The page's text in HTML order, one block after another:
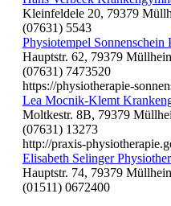
Kleinfeldele 20, 79379
(07631) 5543
Physiotempel Sonnenschein
Hauptstr. 62, 79379
(07631) 7473520
https://physiotherapie-
Lea Mocnik-Klemt
Moltkestr. 8B, 79379
(07631) 13273
http://praxis-
Elisabeth Selinger
Hauptstr. 74, 79379
(01511) 0672400